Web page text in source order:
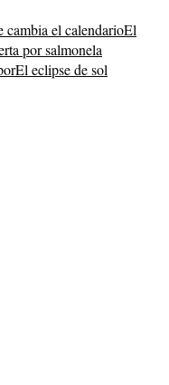
cambia el calendarioEl
por salmonela
El eclipse de sol